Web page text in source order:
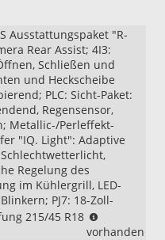
Ausstattungspaket "R-
Rear Assist; 4I3:
Schließen und
und Heckscheibe
PLC: Sicht-Paket:
Regensensor,
Metallic-/Perleffekt-
"IQ. Light": Adaptive
Regelung des
im Kühlergrill, LED-
PJ7: 18-Zoll-
215/45 R18
Hinweis
vorhanden